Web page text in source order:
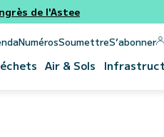
de l'Astee
NumérosSoumettreS’abonner
Air & Sols